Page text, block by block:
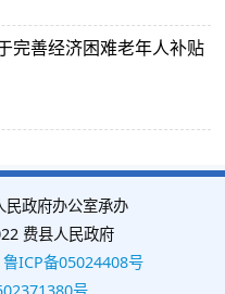
完善经济困难老年人补贴
民政府办公室承办
费县人民政府
鲁ICP备05024408号
号